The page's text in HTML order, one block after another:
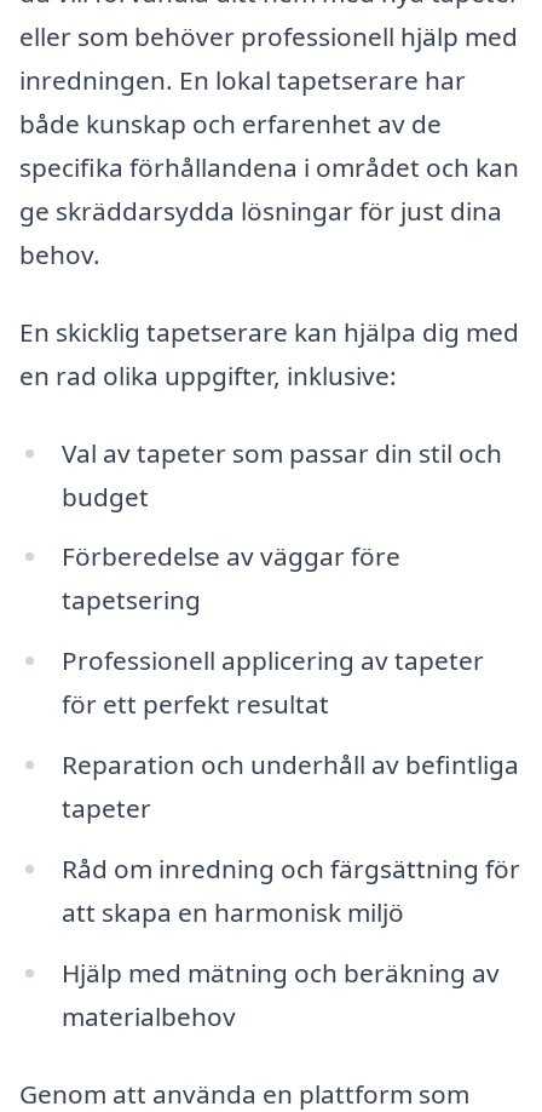
eller som behöver professionell hjälp med
inredningen. En lokal tapetserare har
både kunskap och erfarenhet av de
specifika förhållandena i området och kan
ge skräddarsydda lösningar för just dina
behov.
En skicklig tapetserare kan hjälpa dig med
en rad olika uppgifter, inklusive:
Val av tapeter som passar din stil och
budget
Förberedelse av väggar före
tapetsering
Professionell applicering av tapeter
för ett perfekt resultat
Reparation och underhåll av befintliga
tapeter
Råd om inredning och färgsättning för
att skapa en harmonisk miljö
Hjälp med mätning och beräkning av
materialbehov
Genom att använda en plattform som